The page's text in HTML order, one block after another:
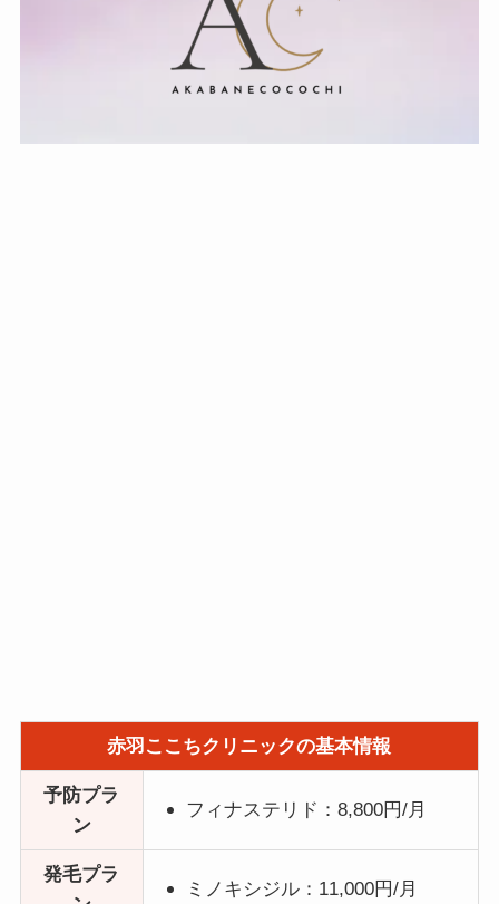
赤羽ここちクリニックの基本情報
予防プラ
ン
フィナステリド：8,800円/月
発毛プラ
ミノキシジル：11,000円/月